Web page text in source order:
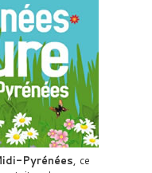
Pyrénées, ce